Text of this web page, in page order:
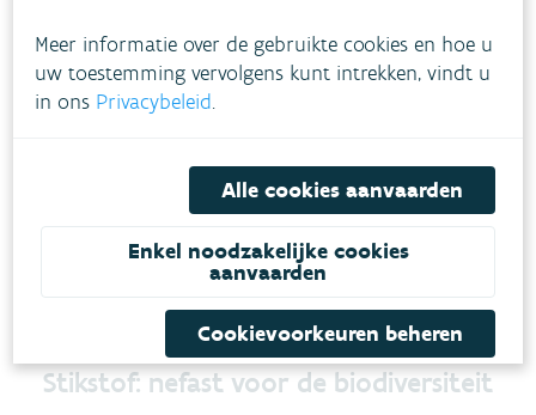
Stikstof: nefast voor de biodiversiteit
Meer informatie over de gebruikte cookies en hoe u
uw toestemming vervolgens kunt intrekken, vindt u
in ons Privacybeleid.
Alle cookies aanvaarden
Enkel noodzakelijke cookies
aanvaarden
Cookievoorkeuren beheren